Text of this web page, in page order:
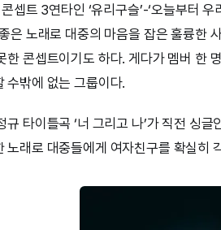
콘셉트 3연타인 ‘유리구슬’-‘오늘부터
은 노래로 대중의 마음을 잡은 훌륭한
한 콘셉트이기도 하다. 게다가 멤버 한
수밖에 없는 그룹이다.
규 타이틀곡 ‘너 그리고 나’가 직전 싱
노래로 대중들에게 여자친구를 확실히